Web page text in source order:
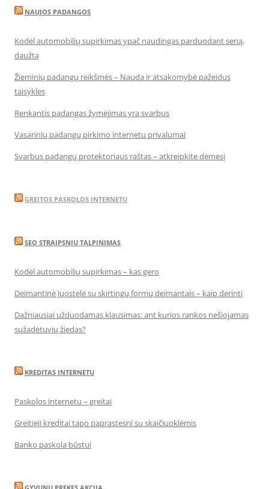
NAUJOS PADANGOS
Kodėl automobilių supirkimas ypač naudingas parduodant seną,
daužtą
Žieminių padangų reikšmės – Nauda ir atsakomybė pažeidus
taisykles
Renkantis padangas žymėjimas yra svarbus
Vasarinių padangų pirkimo internetu privalumai
Svarbus padangų protektoriaus raštas – atkreipkite dėmesį
GREITOS PASKOLOS INTERNETU
SEO STRAIPSNIU TALPINIMAS
Kodėl automobilių supirkimas – kas gero
Deimantinė juostelė su skirtingų formų deimantais – kaip derinti
Dažniausiai užduodamas klausimas: ant kurios rankos nešiojamas
sužadėtuvių žiedas?
KREDITAS INTERNETU
Paskolos internetu – greitai
Greitieji kreditai tapo paprastesni su skaičiuoklėmis
Banko paskola būstui